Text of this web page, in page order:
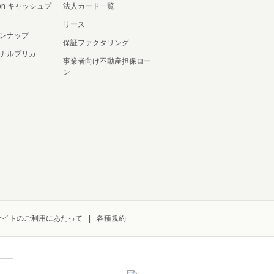
キャッシュプ
ナップ
ルプリカ
法人カード一覧
リース
保証ファクタリング
事業者向け不動産担保ロー
ン
イトのご利用にあたって 各種規約